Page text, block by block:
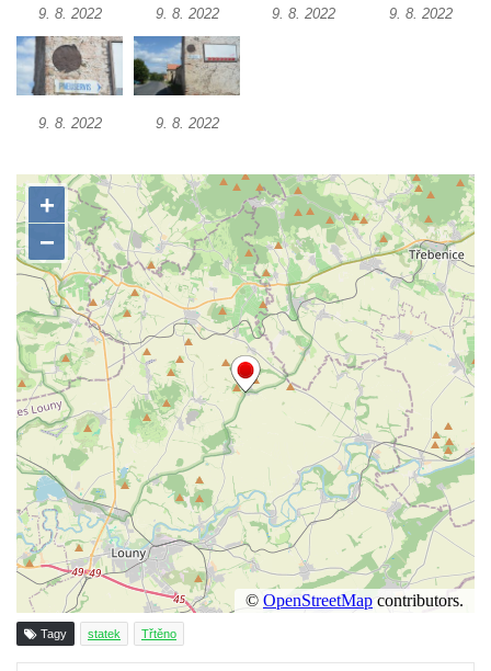
Chřibské
Bývalá továrna J. B. Limburger junior,
přádelny bavlny v Chotyni
výroba dřevěného zboží v Jiřetíně pod
Bukovou
Strom života na Dymníku v Rumburku
Pavilon Reinerovy fresky v zámeckém
parku v Duchcově
Dřevěný altán v Teplické ulici v Duchcově
Oplocení čestného dvora zámku v
Duchcově
Fara u kostela Zvěstování Panny Marie na
náměstí Republiky v Duchcově
Fara před kostelem svatých Petra a Pavla v
Jeníkově
Areál Mikov v Mikulášovicích – Ignaze
Röslera synové, továrna kovového zboží
Dům správce hřbitova v Mikulášovicích
9. 8. 2022 9. 8. 2022 9. 8. 2022 9. 8. 2022
9. 8. 2022 9. 8. 2022
Tagy statek Třtěno